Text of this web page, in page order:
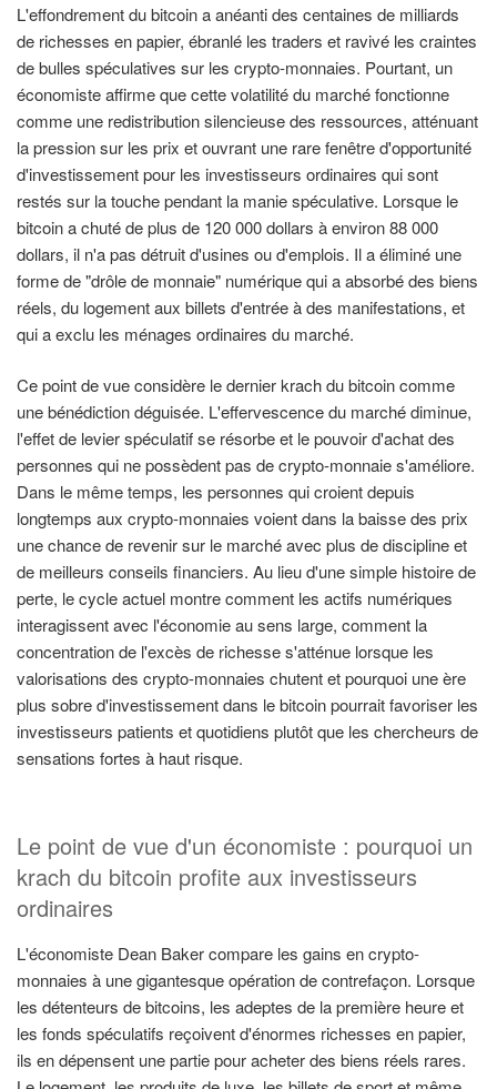
L'effondrement du bitcoin a anéanti des centaines de milliards
de richesses en papier, ébranlé les traders et ravivé les craintes
de bulles spéculatives sur les crypto-monnaies. Pourtant, un
économiste affirme que cette volatilité du marché fonctionne
comme une redistribution silencieuse des ressources, atténuant
la pression sur les prix et ouvrant une rare fenêtre d'opportunité
d'investissement pour les investisseurs ordinaires qui sont
restés sur la touche pendant la manie spéculative. Lorsque le
bitcoin a chuté de plus de 120 000 dollars à environ 88 000
dollars, il n'a pas détruit d'usines ou d'emplois. Il a éliminé une
forme de "drôle de monnaie" numérique qui a absorbé des biens
réels, du logement aux billets d'entrée à des manifestations, et
qui a exclu les ménages ordinaires du marché.
Ce point de vue considère le dernier krach du bitcoin comme
une bénédiction déguisée. L'effervescence du marché diminue,
l'effet de levier spéculatif se résorbe et le pouvoir d'achat des
personnes qui ne possèdent pas de crypto-monnaie s'améliore.
Dans le même temps, les personnes qui croient depuis
longtemps aux crypto-monnaies voient dans la baisse des prix
une chance de revenir sur le marché avec plus de discipline et
de meilleurs conseils financiers. Au lieu d'une simple histoire de
perte, le cycle actuel montre comment les actifs numériques
interagissent avec l'économie au sens large, comment la
concentration de l'excès de richesse s'atténue lorsque les
valorisations des crypto-monnaies chutent et pourquoi une ère
plus sobre d'investissement dans le bitcoin pourrait favoriser les
investisseurs patients et quotidiens plutôt que les chercheurs de
sensations fortes à haut risque.
Le point de vue d'un économiste : pourquoi un
krach du bitcoin profite aux investisseurs
ordinaires
L'économiste Dean Baker compare les gains en crypto-
monnaies à une gigantesque opération de contrefaçon. Lorsque
les détenteurs de bitcoins, les adeptes de la première heure et
les fonds spéculatifs reçoivent d'énormes richesses en papier,
ils en dépensent une partie pour acheter des biens réels rares.